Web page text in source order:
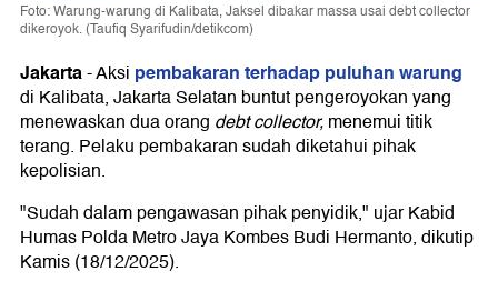
Foto: Warung-warung di Kalibata, Jaksel dibakar massa usai debt collector
dikeroyok. (Taufiq Syarifudin/detikcom)
Jakarta-Aksi pembakaran terhadap puluhan warung
di Kalibata, Jakarta Selatan buntut pengeroyokan yang
menewaskan dua orang debt collector,menemui titik
terang. Pelaku pembakaran sudah diketahui pihak
kepolisian.
"Sudah dalam pengawasan pihak penyidik," ujar Kabid
Humas Polda Metro Jaya Kombes Budi Hermanto, dikutip
Kamis (18/12/2025).